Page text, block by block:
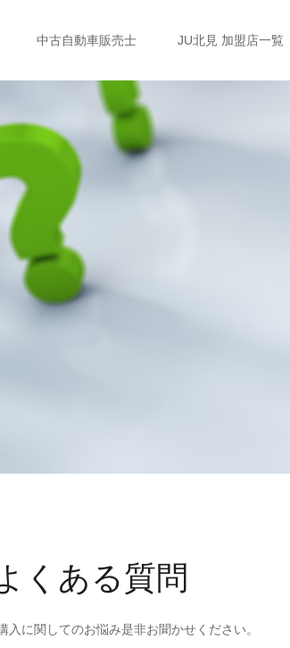
中古自動車販売士 JU北見 加盟店一覧
くある質問
入に関してのお悩み是非お聞かせください。